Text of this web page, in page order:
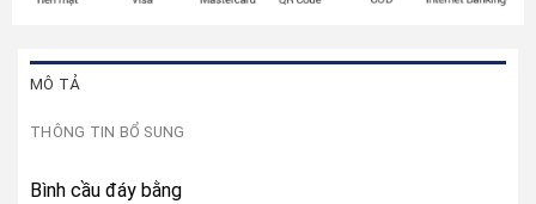
MÔ TẢ
THÔNG TIN BỔ SUNG
Bình cầu đáy bằng